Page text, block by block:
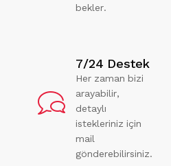
bekler.
7/24 Destek
Her zaman bizi
arayabilir,
detaylı
istekleriniz için
mail
gönderebilirsiniz.